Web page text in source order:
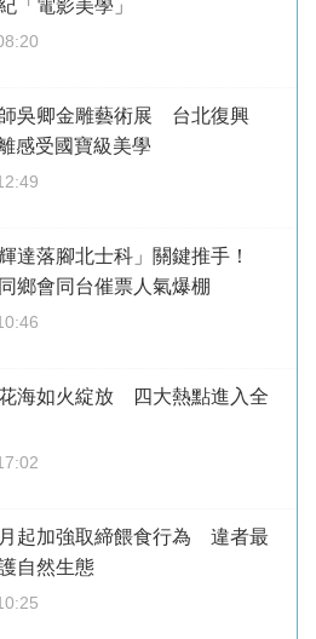
「電影美學」
吳卿金雕藝術展 台北復興
感受國寶級美學
達落腳北士科」關鍵推手！
鄉會同台催票人氣爆棚
海如火綻放 四大熱點進入全
起加強取締餵食行為 違者最
自然生態